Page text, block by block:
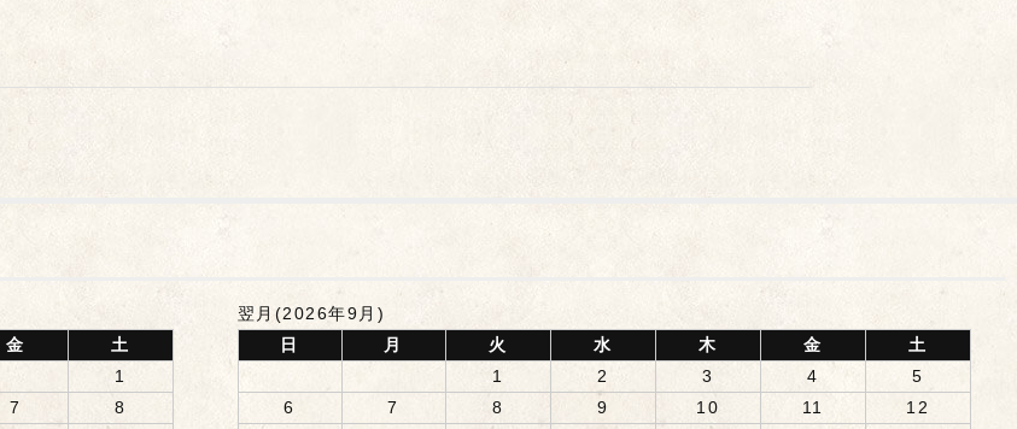
金
土
1
7 8
翌月(2026年9月)
日
月 火 水 木 金
土
1
2 3 4
5
6
7 8 9 10 11 12